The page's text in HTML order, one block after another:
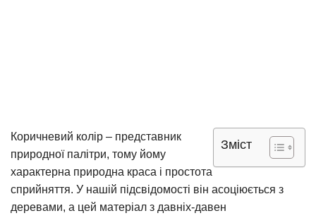
Зміст
Коричневий колір – представник
природної палітри, тому йому
характерна природна краса і простота
сприйняття. У нашій підсвідомості він асоціюється з
деревами, а цей матеріал з давніх-давен